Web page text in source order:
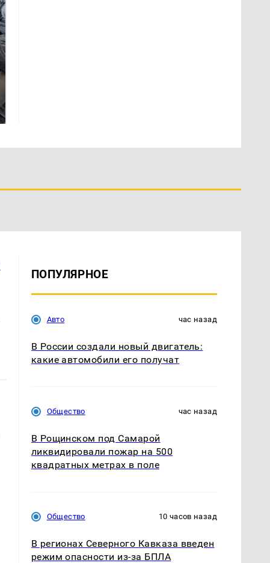
ПОПУЛЯРНОЕ
Авто час назад
В России создали новый двигатель:
какие автомобили его получат
Общество час назад
В Рощинском под Самарой
ликвидировали пожар на 500
квадратных метрах в поле
Общество 10 часов назад
В регионах Северного Кавказа введен
режим опасности из-за БПЛА